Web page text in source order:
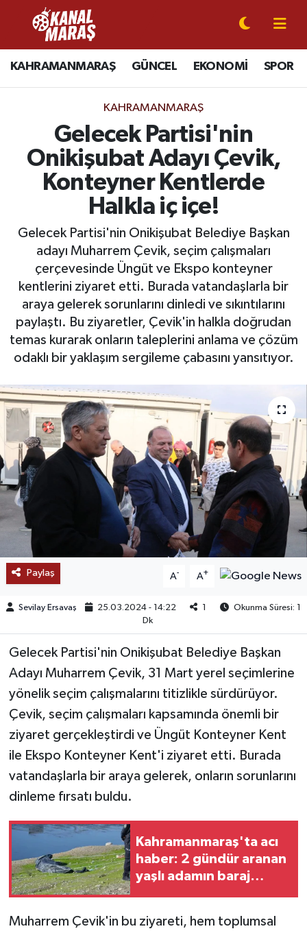
KAHRAMANMARAŞ GÜNCEL EKONOMİ SPOR
KAHRAMANMARAŞ
Gelecek Partisi'nin
Onikişubat Adayı Çevik,
Konteyner Kentlerde
Halkla iç içe!
Gelecek Partisi'nin Onikişubat Belediye Başkan
adayı Muharrem Çevik, seçim çalışmaları
çerçevesinde Üngüt ve Ekspo konteyner
kentlerini ziyaret etti. Burada vatandaşlarla bir
araya gelerek sorunlarını dinledi ve sıkıntılarını
paylaştı. Bu ziyaretler, Çevik'in halkla doğrudan
temas kurarak onların taleplerini anlama ve çözüm
odaklı bir yaklaşım sergileme çabasını yansıtıyor.
Paylaş A- A+
Sevilay Ersavaş 25.03.2024 - 14:22 1
Okunma Süresi: 1
Dk
Gelecek Partisi'nin Onikişubat Belediye Başkan
Adayı Muharrem Çevik, 31 Mart yerel seçimlerine
yönelik seçim çalışmalarını titizlikle sürdürüyor.
Çevik, seçim çalışmaları kapsamında önemli bir
ziyaret gerçekleştirdi ve Üngüt Konteyner Kent
ile Ekspo Konteyner Kent'i ziyaret etti. Burada
vatandaşlarla bir araya gelerek, onların sorunlarını
dinleme fırsatı buldu.
Kahramanmaraş'ta acı
haber: 2 gündür aranan
yaşlı adamın baraj
Muharrem Çevik'in bu ziyareti, hem toplumsal
CANLI YAYIN
KAHRAMANMARAŞ
SPOR
SİYASET
EKONOMİ
GÜNDEM
MAGAZİN
SAĞLIK
EĞİTİM
BÖLGE
KEŞFET
POPÜLER
MEDYA
OTOMOTİV
TEKNOLOJİ
YAŞAM
KÜLTÜR SANAT
Kahramanmaraş Nöbetçi Eczaneler
Kahramanmaraş Hava Durumu
Kahramanmaraş Namaz Vakitleri
Kahramanmaraş Trafik Yoğunluk Haritası
Süper Lig Puan Durumu ve Fikstür
Tüm Manşetler
Son Dakika Haberleri
Haber Arşivi